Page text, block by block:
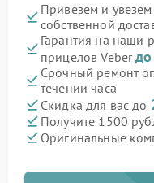
Привезем и
собственной
Гарантия на наши
прицелов Veber
Срочный ремонт
течении часа
Скидка для вас до
Получите 1500
Оригинальные